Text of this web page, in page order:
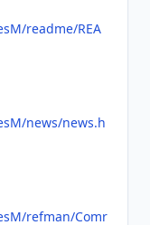
readme/REA
news/news.h
refman/Comr